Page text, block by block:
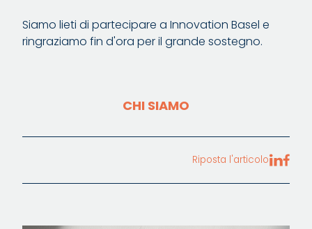
Siamo lieti di partecipare a Innovation Basel e
ringraziamo fin d'ora per il grande sostegno.
CHI SIAMO
Riposta l'articolo